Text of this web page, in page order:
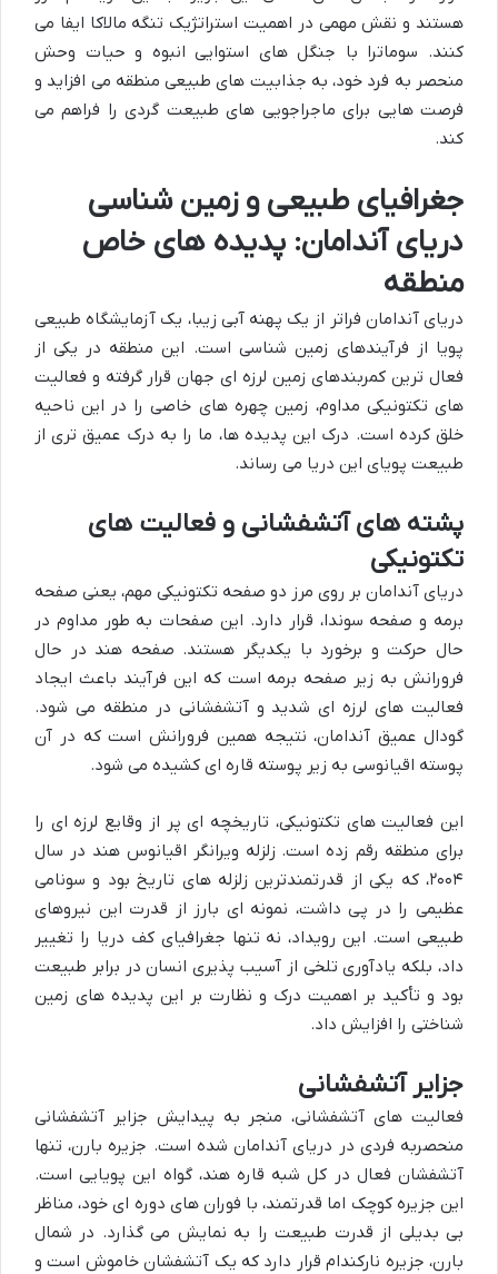
هستند و نقش مهمی در اهمیت استراتژیک تنگه مالاکا ایفا می
کنند. سوماترا با جنگل های استوایی انبوه و حیات وحش
منحصر به فرد خود، به جذابیت های طبیعی منطقه می افزاید و
فرصت هایی برای ماجراجویی های طبیعت گردی را فراهم می
کند.
جغرافیای طبیعی و زمین شناسی
دریای آندامان: پدیده های خاص
منطقه
دریای آندامان فراتر از یک پهنه آبی زیبا، یک آزمایشگاه طبیعی
پویا از فرآیندهای زمین شناسی است. این منطقه در یکی از
فعال ترین کمربندهای زمین لرزه ای جهان قرار گرفته و فعالیت
های تکتونیکی مداوم، زمین چهره های خاصی را در این ناحیه
خلق کرده است. درک این پدیده ها، ما را به درک عمیق تری از
طبیعت پویای این دریا می رساند.
پشته های آتشفشانی و فعالیت های
تکتونیکی
دریای آندامان بر روی مرز دو صفحه تکتونیکی مهم، یعنی صفحه
برمه و صفحه سوندا، قرار دارد. این صفحات به طور مداوم در
حال حرکت و برخورد با یکدیگر هستند. صفحه هند در حال
فرورانش به زیر صفحه برمه است که این فرآیند باعث ایجاد
فعالیت های لرزه ای شدید و آتشفشانی در منطقه می شود.
گودال عمیق آندامان، نتیجه همین فرورانش است که در آن
پوسته اقیانوسی به زیر پوسته قاره ای کشیده می شود.
این فعالیت های تکتونیکی، تاریخچه ای پر از وقایع لرزه ای را
برای منطقه رقم زده است. زلزله ویرانگر اقیانوس هند در سال
۲۰۰۴، که یکی از قدرتمندترین زلزله های تاریخ بود و سونامی
عظیمی را در پی داشت، نمونه ای بارز از قدرت این نیروهای
طبیعی است. این رویداد، نه تنها جغرافیای کف دریا را تغییر
داد، بلکه یادآوری تلخی از آسیب پذیری انسان در برابر طبیعت
بود و تأکید بر اهمیت درک و نظارت بر این پدیده های زمین
شناختی را افزایش داد.
جزایر آتشفشانی
فعالیت های آتشفشانی، منجر به پیدایش جزایر آتشفشانی
منحصربه فردی در دریای آندامان شده است. جزیره بارن، تنها
آتشفشان فعال در کل شبه قاره هند، گواه این پویایی است.
این جزیره کوچک اما قدرتمند، با فوران های دوره ای خود، مناظر
بی بدیلی از قدرت طبیعت را به نمایش می گذارد. در شمال
بارن، جزیره نارکندام قرار دارد که یک آتشفشان خاموش است و